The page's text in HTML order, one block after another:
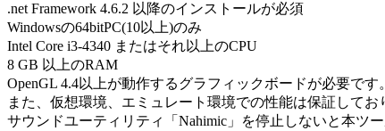
.net Framework 4.6.2 以降のインストールが必須
Windowsの64bitPC(10以上)のみ
Intel Core i3-4340 またはそれ以上のCPU
8 GB 以上のRAM
OpenGL 4.4以上が動作するグラフィックボードが必要です。
また、仮想環境、エミュレート環境での性能は保証してお
サウンドユーティリティ「Nahimic」を停止しないと本ツ